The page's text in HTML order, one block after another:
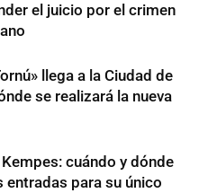
el juicio por el crimen
llega a la Ciudad de
se realizará la nueva
cuándo y dónde
entradas para su único